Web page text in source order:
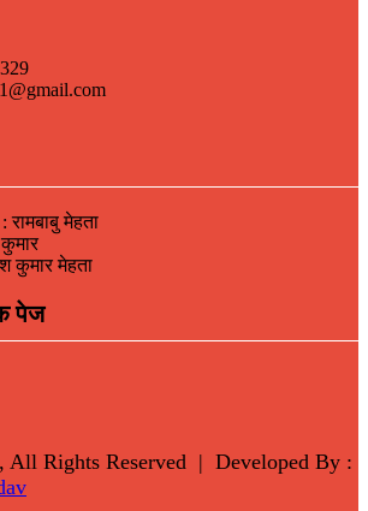
मेहता
कुमार मेहता
पेज
All Rights Reserved | Developed By :